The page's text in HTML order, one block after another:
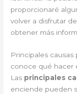
proporcionaré
volver a disfrutar
obtener más
Principales
conoce qué hacer
Las principales
enciende pueden